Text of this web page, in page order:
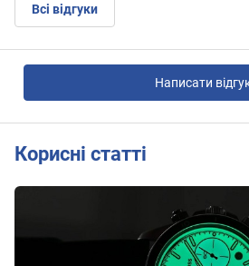
Всі відгуки
Написати
Корисні статті